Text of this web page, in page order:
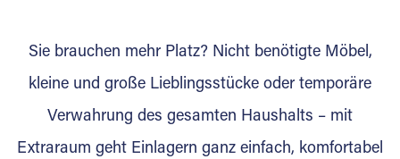
Lagerkunden und Vermietungen.
Ihre Vorteile als Extraraum Partner:
Marktgerechte Preise
Digitale Buchungsplattform
Sie brauchen mehr Platz? Nicht benötigte Möbel,
kleine und große Lieblingsstücke oder temporäre
Verwahrung des gesamten Haushalts – mit
Extraraum geht Einlagern ganz einfach, komfortabel